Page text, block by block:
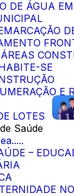
DE ÁGUA
SE
E
LOTES
Saúde
–